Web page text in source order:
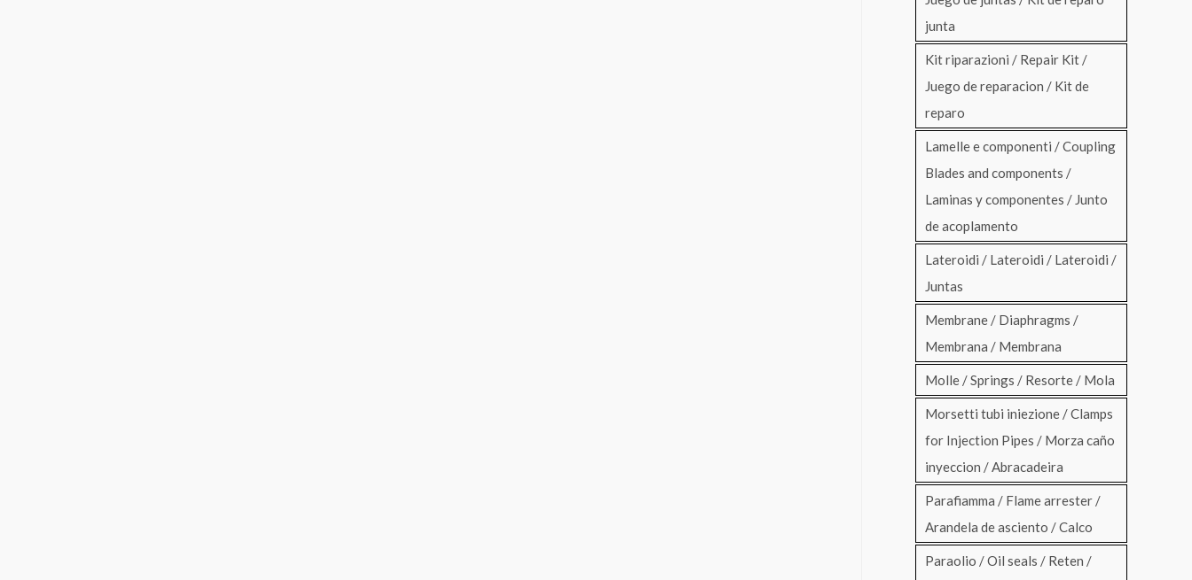
junta
Kit riparazioni / Repair Kit /
Juego de reparacion / Kit de
reparo
Lamelle e componenti / Coupling
Blades and components /
Laminas y componentes / Junto
de acoplamento
Lateroidi / Lateroidi / Lateroidi /
Juntas
Membrane / Diaphragms /
Membrana / Membrana
Molle / Springs / Resorte / Mola
Morsetti tubi iniezione / Clamps
for Injection Pipes / Morza caño
inyeccion / Abracadeira
Parafiamma / Flame arrester /
Arandela de asciento / Calco
Paraolio / Oil seals / Reten /